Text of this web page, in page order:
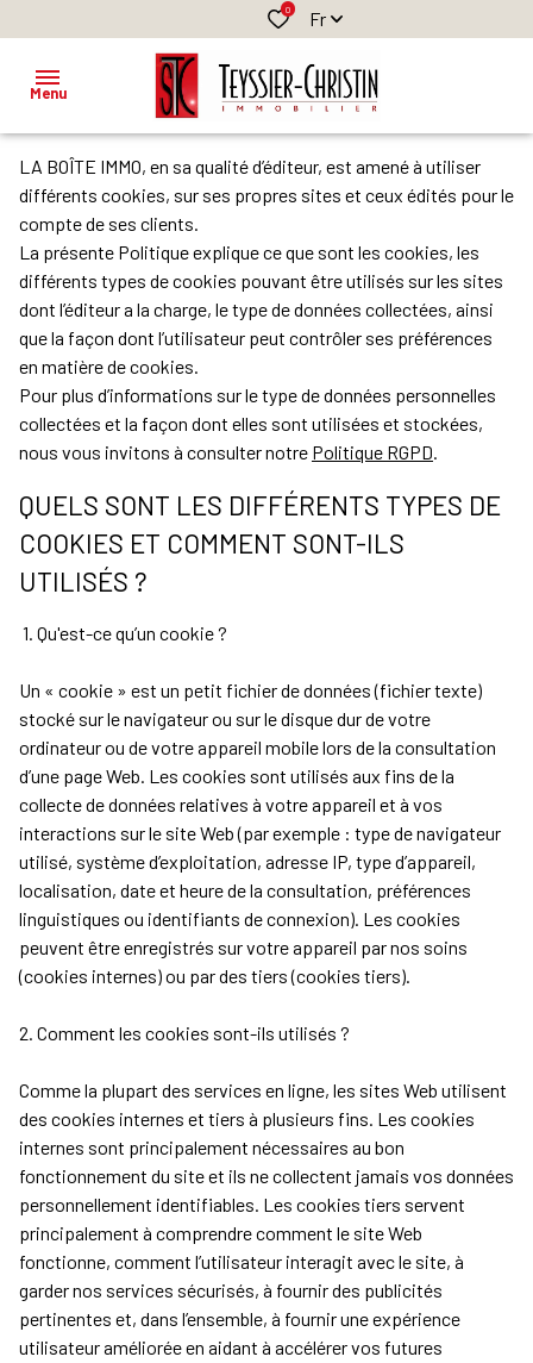
0 Fr
Menu
BIENS A
VENDRE
CLASSIQUES
NEUFS
PROFESSIONNELS
BIENS
A
LOUER
CLASSIQUES
PROFESSIONNELS
BIENS
PROFESSIONNELS
LOCATIVE
ESTIMATION
NOS
AGENCES
LA BOÎTE IMMO, en sa qualité d’éditeur, est amené à utiliser
différents cookies, sur ses propres sites et ceux édités pour le
compte de ses clients.
La présente Politique explique ce que sont les cookies, les
différents types de cookies pouvant être utilisés sur les sites
dont l’éditeur a la charge, le type de données collectées, ainsi
que la façon dont l’utilisateur peut contrôler ses préférences
en matière de cookies.
Pour plus d’informations sur le type de données personnelles
collectées et la façon dont elles sont utilisées et stockées,
nous vous invitons à consulter notre Politique RGPD.
QUELS SONT LES DIFFÉRENTS TYPES DE
COOKIES ET COMMENT SONT-ILS
UTILISÉS ?
1. Qu'est-ce qu’un cookie ?
Un « cookie » est un petit fichier de données (fichier texte)
stocké sur le navigateur ou sur le disque dur de votre
ordinateur ou de votre appareil mobile lors de la consultation
d’une page Web. Les cookies sont utilisés aux fins de la
collecte de données relatives à votre appareil et à vos
interactions sur le site Web (par exemple : type de navigateur
utilisé, système d’exploitation, adresse IP, type d’appareil,
localisation, date et heure de la consultation, préférences
linguistiques ou identifiants de connexion). Les cookies
peuvent être enregistrés sur votre appareil par nos soins
(cookies internes) ou par des tiers (cookies tiers).
2. Comment les cookies sont-ils utilisés ?
Comme la plupart des services en ligne, les sites Web utilisent
des cookies internes et tiers à plusieurs fins. Les cookies
internes sont principalement nécessaires au bon
fonctionnement du site et ils ne collectent jamais vos données
personnellement identifiables. Les cookies tiers servent
principalement à comprendre comment le site Web
fonctionne, comment l’utilisateur interagit avec le site, à
garder nos services sécurisés, à fournir des publicités
pertinentes et, dans l’ensemble, à fournir une expérience
utilisateur améliorée en aidant à accélérer vos futures